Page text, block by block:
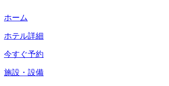
ホーム
ホテル詳細
今すぐ予約
施設・設備